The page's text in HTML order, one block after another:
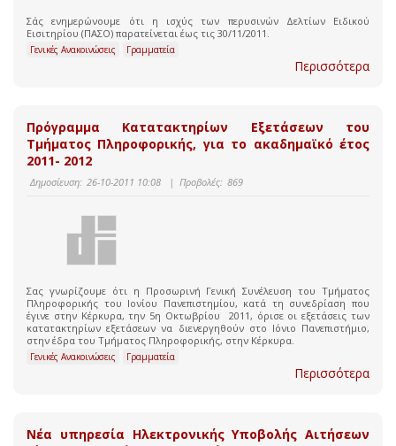
Σάς ενημερώνουμε ότι η ισχύς των περυσινών Δελτίων Ειδικού
Εισιτηρίου (ΠΑΣΟ) παρατείνεται έως τις 30/11/2011.
Γενικές Ανακοινώσεις Γραμματεία
Περισσότερα
Πρόγραμμα Κατατακτηρίων Εξετάσεων του
Τμήματος Πληροφορικής, για το ακαδημαϊκό έτος
2011- 2012
Δημοσίευση: 26-10-2011 10:08 | Προβολές: 869
Σας γνωρίζουμε ότι η Προσωρινή Γενική Συνέλευση του Τμήματος
Πληροφορικής του Ιονίου Πανεπιστημίου, κατά τη συνεδρίαση που
έγινε στην Κέρκυρα, την 5η Οκτωβρίου 2011, όρισε οι εξετάσεις των
κατατακτηρίων εξετάσεων να διενεργηθούν στο Ιόνιο Πανεπιστήμιο,
στην έδρα του Τμήματος Πληροφορικής, στην Κέρκυρα.
Γενικές Ανακοινώσεις Γραμματεία
Περισσότερα
Νέα υπηρεσία Ηλεκτρονικής Υποβολής Αιτήσεων